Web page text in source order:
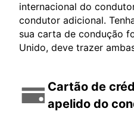
internacional do
condutor adicional.
sua carta de condução
Unido, deve trazer
Cartão de
apelido do